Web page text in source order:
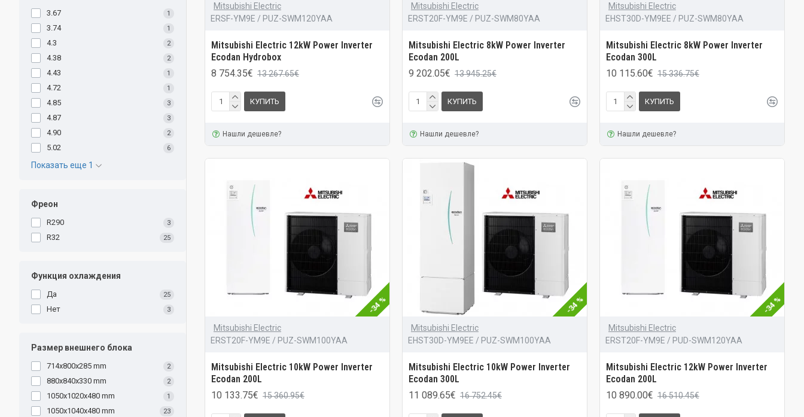
3.67 1
3.74 1
4.3 2
4.38 2
4.43 1
4.72 1
4.85 3
4.87 3
4.90 2
5.02 6
Показать еще 1
Фреон
R290 3
R32 25
Функция охлаждения
Да 25
Нет 3
Размер внешнего блока
714x800x285 mm 2
880x840x330 mm 2
1050x1020x480 mm 1
1050x1040x480 mm 23
Mitsubishi Electric
ERSF-YM9E / PUZ-SWM120YAA
Mitsubishi Electric 12kW Power Inverter
Ecodan Hydrobox
8 754.35€ 13 267.65€
КУПИТЬ
Нашли дешевле?
Mitsubishi Electric
ERST20F-YM9E / PUZ-SWM80YAA
Mitsubishi Electric 8kW Power Inverter
Ecodan 200L
9 202.05€ 13 945.25€
КУПИТЬ
Нашли дешевле?
Mitsubishi Electric
EHST30D-YM9EE / PUZ-SWM80YAA
Mitsubishi Electric 8kW Power Inverter
Ecodan 300L
10 115.60€ 15 336.75€
КУПИТЬ
Нашли дешевле?
-34 %
Mitsubishi Electric
ERST20F-YM9E / PUZ-SWM100YAA
Mitsubishi Electric 10kW Power Inverter
Ecodan 200L
10 133.75€ 15 360.95€
-34 %
Mitsubishi Electric
EHST30D-YM9EE / PUZ-SWM100YAA
Mitsubishi Electric 10kW Power Inverter
Ecodan 300L
11 089.65€ 16 752.45€
-34 %
Mitsubishi Electric
ERST20F-YM9E / PUD-SWM120YAA
Mitsubishi Electric 12kW Power Inverter
Ecodan 200L
10 890.00€ 16 510.45€